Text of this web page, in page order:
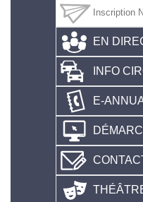
EN
INFO
E-